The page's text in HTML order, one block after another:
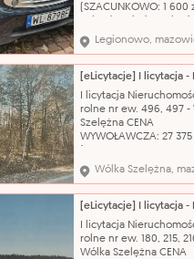
(SZACUNKOWO: 1 600
prawy tył (wypadek
komunikacyjny,
prawe tylne koło) brak
powietrza , badanie
do 25.08.2026r, brak
możliwości odpalenia
brak możliwości
Legionowo,
I licytacja
rolne nr ew. 496, 497 -
Szelężna CENA
WYWOŁAWCZA: 27 375
Nazwa katalogowa:
Oznaczenie księgi
lub zbiór dokumentów:
RA1Z/00012985/5
inne prawa rzeczowe:
własność Numer
działki i powierzchn
Wólka Szelężna,
I licytacja
rolne nr ew. 180, 215,
Wólka Szelężna CENA